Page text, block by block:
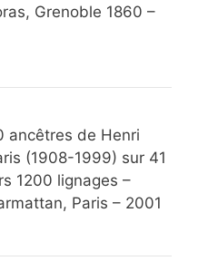
Grenoble 1860 –
ancêtres de Henri
(1908-1999) sur 41
1200 lignages –
Paris – 2001